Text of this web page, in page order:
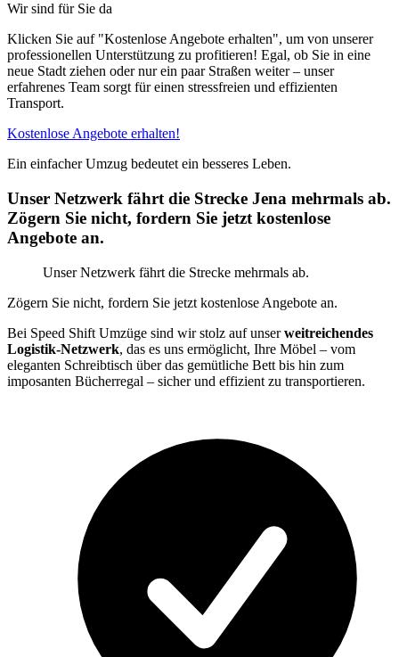
Wir sind für Sie da
Klicken Sie auf "Kostenlose Angebote erhalten", um von unserer
professionellen Unterstützung zu profitieren! Egal, ob Sie in eine
neue Stadt ziehen oder nur ein paar Straßen weiter – unser
erfahrenes Team sorgt für einen stressfreien und effizienten
Transport.
Kostenlose Angebote erhalten!
Ein einfacher Umzug bedeutet ein besseres Leben.
Unser Netzwerk fährt die Strecke Jena mehrmals ab.
Zögern Sie nicht, fordern Sie jetzt kostenlose
Angebote an.
Unser Netzwerk fährt die Strecke mehrmals ab.
Zögern Sie nicht, fordern Sie jetzt kostenlose Angebote an.
Bei Speed Shift Umzüge sind wir stolz auf unserweitreichendes
Logistik-Netzwerk, das es uns ermöglicht, Ihre Möbel – vom
eleganten Schreibtisch über das gemütliche Bett bis hin zum
imposanten Bücherregal – sicher und effizient zu transportieren.